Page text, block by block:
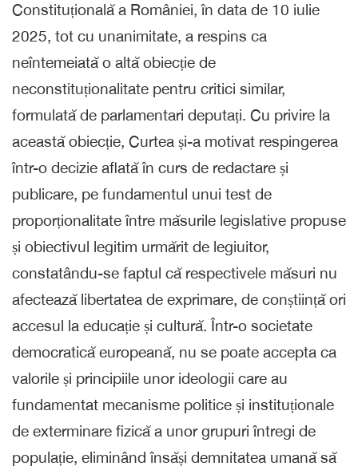
Constituțională a României, în data de 10 iulie
2025, tot cu unanimitate, a respins ca
neîntemeiată o altă obiecție de
neconstituționalitate pentru critici similar,
formulată de parlamentari deputați. Cu privire la
această obiecție, Curtea și-a motivat respingerea
într-o decizie aflată în curs de redactare și
publicare, pe fundamentul unui test de
proporționalitate între măsurile legislative propuse
și obiectivul legitim urmărit de legiuitor,
constatându-se faptul că respectivele măsuri nu
afectează libertatea de exprimare, de conștiință ori
accesul la educație și cultură. Într-o societate
democratică europeană, nu se poate accepta ca
valorile și principiile unor ideologii care au
fundamentat mecanisme politice și instituționale
de exterminare fizică a unor grupuri întregi de
populație, eliminând însăși demnitatea umană să